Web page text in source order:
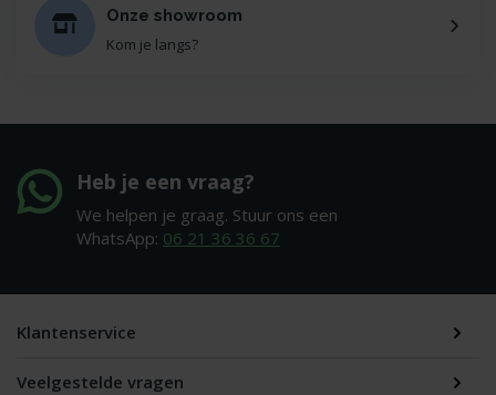
Onze showroom
Kom je langs?
Heb je een vraag?
We helpen je graag. Stuur ons een
WhatsApp: 06 21 36 36 67
Klantenservice
Veelgestelde vragen